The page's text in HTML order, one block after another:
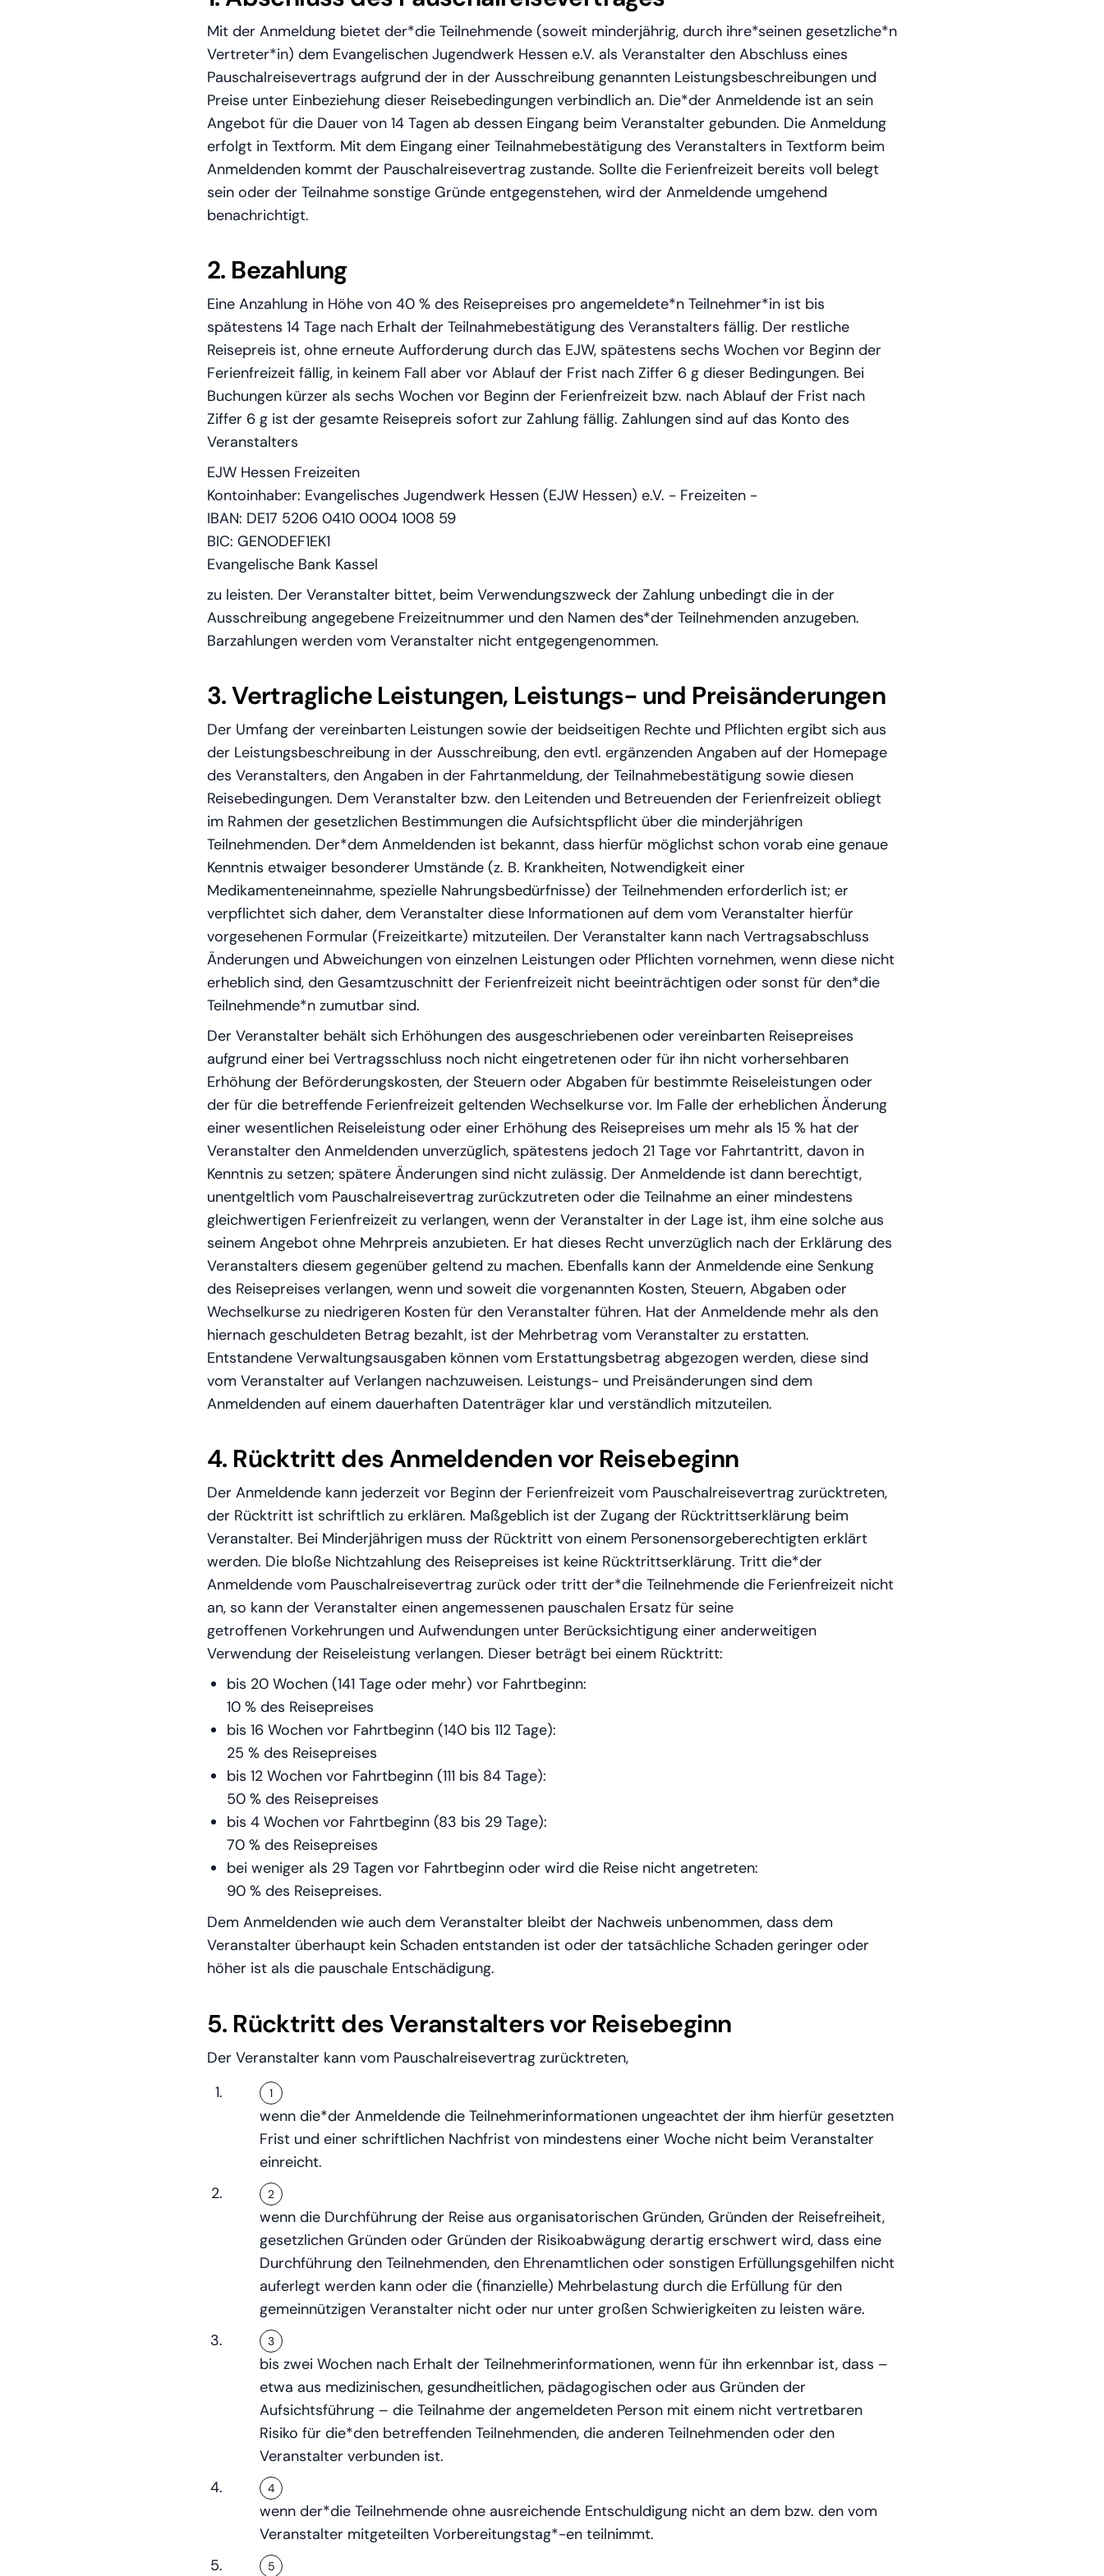
Mit der Anmeldung bietet der*die Teilnehmende (soweit minderjährig, durch ihre*seinen gesetzliche*n
Vertreter*in) dem Evangelischen Jugendwerk Hessen e.V. als Veranstalter den Abschluss eines
Pauschalreisevertrags aufgrund der in der Ausschreibung genannten Leistungsbeschreibungen und
Preise unter Einbeziehung dieser Reisebedingungen verbindlich an. Die*der Anmeldende ist an sein
Angebot für die Dauer von 14 Tagen ab dessen Eingang beim Veranstalter gebunden. Die Anmeldung
erfolgt in Textform. Mit dem Eingang einer Teilnahmebestätigung des Veranstalters in Textform beim
Anmeldenden kommt der Pauschalreisevertrag zustande. Sollte die Ferienfreizeit bereits voll belegt
sein oder der Teilnahme sonstige Gründe entgegenstehen, wird der Anmeldende umgehend
benachrichtigt.
2. Bezahlung
Eine Anzahlung in Höhe von 40 % des Reisepreises pro angemeldete*n Teilnehmer*in ist bis
spätestens 14 Tage nach Erhalt der Teilnahmebestätigung des Veranstalters fällig. Der restliche
Reisepreis ist, ohne erneute Aufforderung durch das EJW, spätestens sechs Wochen vor Beginn der
Ferienfreizeit fällig, in keinem Fall aber vor Ablauf der Frist nach Ziffer 6 g dieser Bedingungen. Bei
Buchungen kürzer als sechs Wochen vor Beginn der Ferienfreizeit bzw. nach Ablauf der Frist nach
Ziffer 6 g ist der gesamte Reisepreis sofort zur Zahlung fällig. Zahlungen sind auf das Konto des
Veranstalters
EJW Hessen Freizeiten
Kontoinhaber: Evangelisches Jugendwerk Hessen (EJW Hessen) e.V. - Freizeiten -
IBAN: DE17 5206 0410 0004 1008 59
BIC: GENODEF1EK1
Evangelische Bank Kassel
zu leisten. Der Veranstalter bittet, beim Verwendungszweck der Zahlung unbedingt die in der
Ausschreibung angegebene Freizeitnummer und den Namen des*der Teilnehmenden anzugeben.
Barzahlungen werden vom Veranstalter nicht entgegengenommen.
3. Vertragliche Leistungen, Leistungs- und Preisänderungen
Der Umfang der vereinbarten Leistungen sowie der beidseitigen Rechte und Pflichten ergibt sich aus
der Leistungsbeschreibung in der Ausschreibung, den evtl. ergänzenden Angaben auf der Homepage
des Veranstalters, den Angaben in der Fahrtanmeldung, der Teilnahmebestätigung sowie diesen
Reisebedingungen. Dem Veranstalter bzw. den Leitenden und Betreuenden der Ferienfreizeit obliegt
im Rahmen der gesetzlichen Bestimmungen die Aufsichtspflicht über die minderjährigen
Teilnehmenden. Der*dem Anmeldenden ist bekannt, dass hierfür möglichst schon vorab eine genaue
Kenntnis etwaiger besonderer Umstände (z. B. Krankheiten, Notwendigkeit einer
Medikamenteneinnahme, spezielle Nahrungsbedürfnisse) der Teilnehmenden erforderlich ist; er
verpflichtet sich daher, dem Veranstalter diese Informationen auf dem vom Veranstalter hierfür
vorgesehenen Formular (Freizeitkarte) mitzuteilen. Der Veranstalter kann nach Vertragsabschluss
Änderungen und Abweichungen von einzelnen Leistungen oder Pflichten vornehmen, wenn diese nicht
erheblich sind, den Gesamtzuschnitt der Ferienfreizeit nicht beeinträchtigen oder sonst für den*die
Teilnehmende*n zumutbar sind.
Der Veranstalter behält sich Erhöhungen des ausgeschriebenen oder vereinbarten Reisepreises
aufgrund einer bei Vertragsschluss noch nicht eingetretenen oder für ihn nicht vorhersehbaren
Erhöhung der Beförderungskosten, der Steuern oder Abgaben für bestimmte Reiseleistungen oder
der für die betreffende Ferienfreizeit geltenden Wechselkurse vor. Im Falle der erheblichen Änderung
einer wesentlichen Reiseleistung oder einer Erhöhung des Reisepreises um mehr als 15 % hat der
Veranstalter den Anmeldenden unverzüglich, spätestens jedoch 21 Tage vor Fahrtantritt, davon in
Kenntnis zu setzen; spätere Änderungen sind nicht zulässig. Der Anmeldende ist dann berechtigt,
unentgeltlich vom Pauschalreisevertrag zurückzutreten oder die Teilnahme an einer mindestens
gleichwertigen Ferienfreizeit zu verlangen, wenn der Veranstalter in der Lage ist, ihm eine solche aus
seinem Angebot ohne Mehrpreis anzubieten. Er hat dieses Recht unverzüglich nach der Erklärung des
Veranstalters diesem gegenüber geltend zu machen. Ebenfalls kann der Anmeldende eine Senkung
des Reisepreises verlangen, wenn und soweit die vorgenannten Kosten, Steuern, Abgaben oder
Wechselkurse zu niedrigeren Kosten für den Veranstalter führen. Hat der Anmeldende mehr als den
hiernach geschuldeten Betrag bezahlt, ist der Mehrbetrag vom Veranstalter zu erstatten.
Entstandene Verwaltungsausgaben können vom Erstattungsbetrag abgezogen werden, diese sind
vom Veranstalter auf Verlangen nachzuweisen. Leistungs- und Preisänderungen sind dem
Anmeldenden auf einem dauerhaften Datenträger klar und verständlich mitzuteilen.
4. Rücktritt des Anmeldenden vor Reisebeginn
Der Anmeldende kann jederzeit vor Beginn der Ferienfreizeit vom Pauschalreisevertrag zurücktreten,
der Rücktritt ist schriftlich zu erklären. Maßgeblich ist der Zugang der Rücktrittserklärung beim
Veranstalter. Bei Minderjährigen muss der Rücktritt von einem Personensorgeberechtigten erklärt
werden. Die bloße Nichtzahlung des Reisepreises ist keine Rücktrittserklärung. Tritt die*der
Anmeldende vom Pauschalreisevertrag zurück oder tritt der*die Teilnehmende die Ferienfreizeit nicht
an, so kann der Veranstalter einen angemessenen pauschalen Ersatz für seine
getroffenen Vorkehrungen und Aufwendungen unter Berücksichtigung einer anderweitigen
Verwendung der Reiseleistung verlangen. Dieser beträgt bei einem Rücktritt:
bis 20 Wochen (141 Tage oder mehr) vor Fahrtbeginn:
10 % des Reisepreises
bis 16 Wochen vor Fahrtbeginn (140 bis 112 Tage):
25 % des Reisepreises
bis 12 Wochen vor Fahrtbeginn (111 bis 84 Tage):
50 % des Reisepreises
bis 4 Wochen vor Fahrtbeginn (83 bis 29 Tage):
70 % des Reisepreises
bei weniger als 29 Tagen vor Fahrtbeginn oder wird die Reise nicht angetreten:
90 % des Reisepreises.
Dem Anmeldenden wie auch dem Veranstalter bleibt der Nachweis unbenommen, dass dem
Veranstalter überhaupt kein Schaden entstanden ist oder der tatsächliche Schaden geringer oder
höher ist als die pauschale Entschädigung.
5. Rücktritt des Veranstalters vor Reisebeginn
Der Veranstalter kann vom Pauschalreisevertrag zurücktreten,
wenn die*der Anmeldende die Teilnehmerinformationen ungeachtet der ihm hierfür gesetzten
Frist und einer schriftlichen Nachfrist von mindestens einer Woche nicht beim Veranstalter
einreicht.
wenn die Durchführung der Reise aus organisatorischen Gründen, Gründen der Reisefreiheit,
gesetzlichen Gründen oder Gründen der Risikoabwägung derartig erschwert wird, dass eine
Durchführung den Teilnehmenden, den Ehrenamtlichen oder sonstigen Erfüllungsgehilfen nicht
auferlegt werden kann oder die (finanzielle) Mehrbelastung durch die Erfüllung für den
gemeinnützigen Veranstalter nicht oder nur unter großen Schwierigkeiten zu leisten wäre.
bis zwei Wochen nach Erhalt der Teilnehmerinformationen, wenn für ihn erkennbar ist, dass –
etwa aus medizinischen, gesundheitlichen, pädagogischen oder aus Gründen der
Aufsichtsführung – die Teilnahme der angemeldeten Person mit einem nicht vertretbaren
Risiko für die*den betreffenden Teilnehmenden, die anderen Teilnehmenden oder den
Veranstalter verbunden ist.
wenn der*die Teilnehmende ohne ausreichende Entschuldigung nicht an dem bzw. den vom
Veranstalter mitgeteilten Vorbereitungstag*-en teilnimmt.